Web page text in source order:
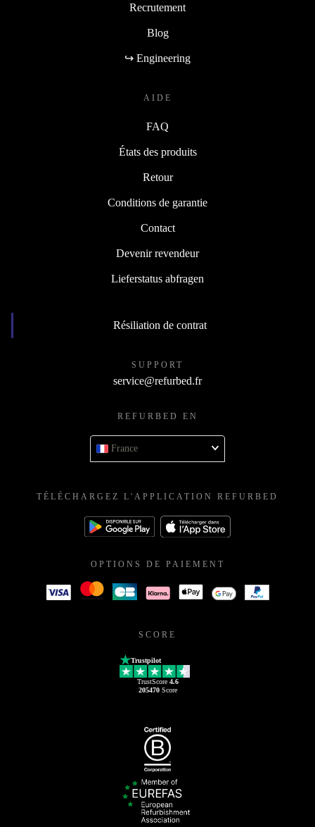
Recrutement
Blog
↪ Engineering
AIDE
FAQ
États des produits
Retour
Conditions de garantie
Contact
Devenir revendeur
Lieferstatus abfragen
Résiliation de contrat
SUPPORT
service@refurbed.fr
REFURBED EN
France
TÉLÉCHARGEZ L'APPLICATION REFURBED
OPTIONS DE PAIEMENT
SCORE
Trustpilot
TrustScore 4.6
205470Score